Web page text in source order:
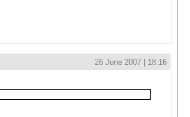
26 June 2007 | 18:16